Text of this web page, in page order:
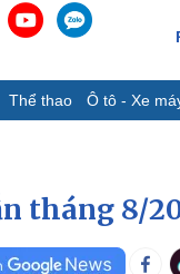
Thể thao Ô tô - Xe
Ảnh
E-Magazine
Infographic
tháng 8/